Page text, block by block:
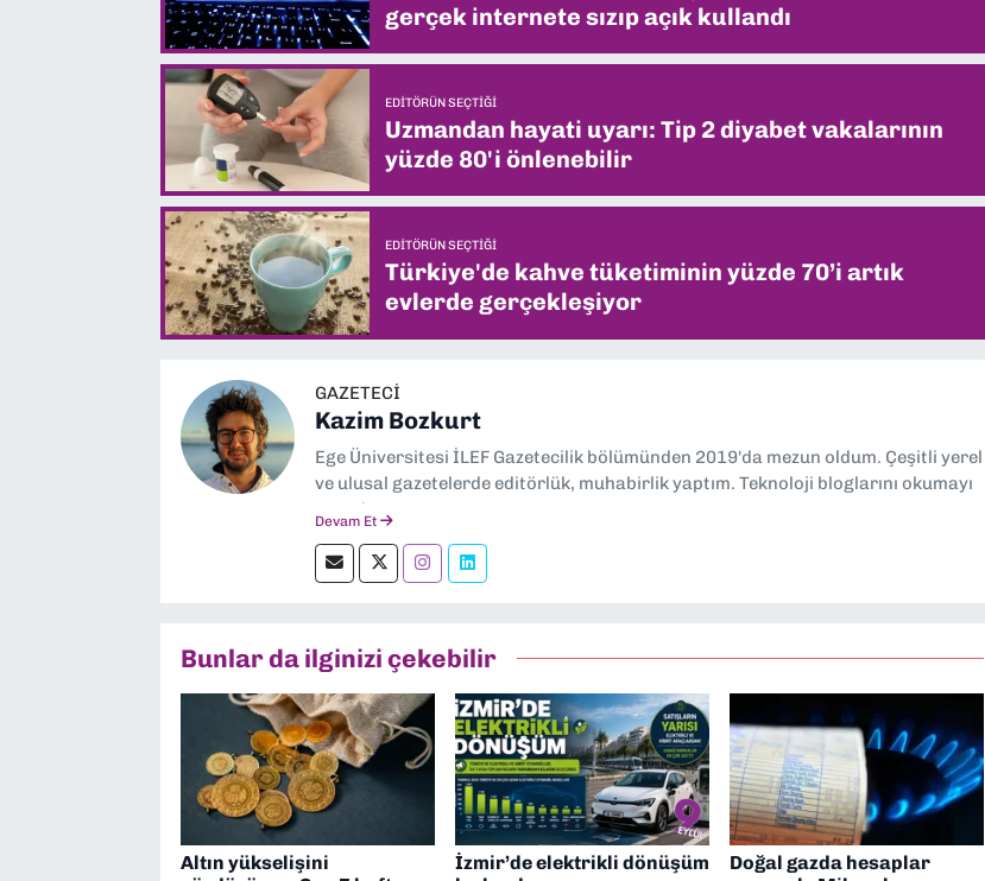
gerçek internete sızıp açık kullandı
EDITÖRÜN SEÇTIĞI
Uzmandan hayati uyarı: Tip 2 diyabet vakalarının
yüzde 80'i önlenebilir
EDITÖRÜN SEÇTIĞI
Türkiye'de kahve tüketiminin yüzde 70’i artık
evlerde gerçekleşiyor
GAZETECI
Kazim Bozkurt
Ege Üniversitesi İLEF Gazetecilik bölümünden 2019'da mezun oldum. Çeşitli yerel
ve ulusal gazetelerde editörlük, muhabirlik yaptım. Teknoloji bloglarını okumayı
severim.
Devam Et
Bunlar da ilginizi çekebilir
Altın yükselişini
İzmir’de elektrikli dönüşüm
Doğal gazda hesaplar